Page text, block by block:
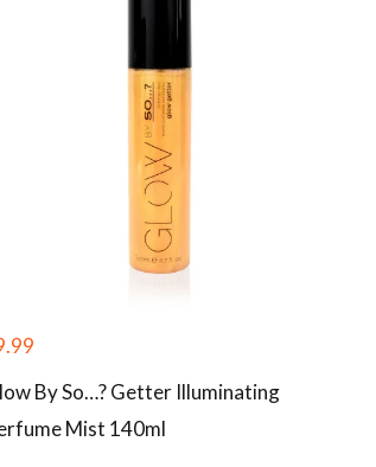
By So…? Getter Illuminating
Mist 140ml